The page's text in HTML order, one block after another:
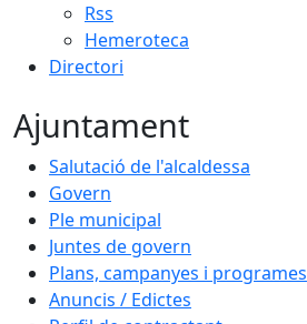
Rss
Hemeroteca
Directori
Ajuntament
Salutació de l'alcaldessa
Govern
Ple municipal
Juntes de govern
Plans, campanyes i programes
Anuncis / Edictes